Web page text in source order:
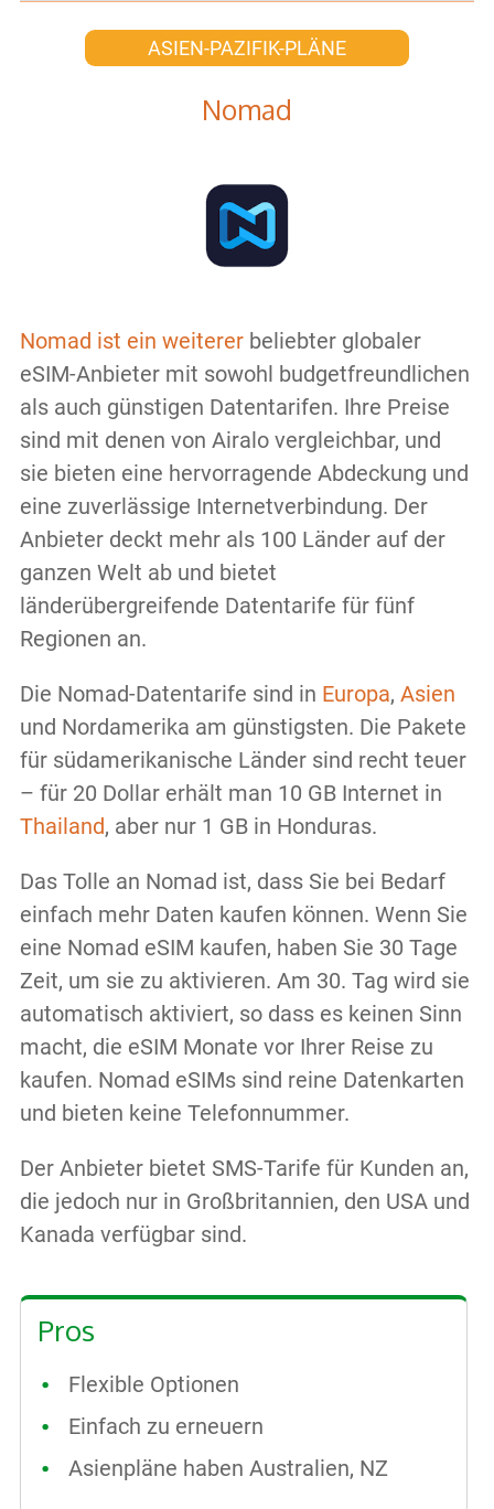
ASIEN-PAZIFIK-PLÄNE
Nomad
Nomad ist ein weitererbeliebter globaler
eSIM-Anbieter mit sowohl budgetfreundlichen
als auch günstigen Datentarifen. Ihre Preise
sind mit denen von Airalo vergleichbar, und
sie bieten eine hervorragende Abdeckung und
eine zuverlässige Internetverbindung. Der
Anbieter deckt mehr als 100 Länder auf der
ganzen Welt ab und bietet
länderübergreifende Datentarife für fünf
Regionen an.
Die Nomad-Datentarife sind in Europa, Asien
und Nordamerika am günstigsten. Die Pakete
für südamerikanische Länder sind recht teuer
– für 20 Dollar erhält man 10 GB Internet in
Thailand, aber nur 1 GB in Honduras.
Das Tolle an Nomad ist, dass Sie bei Bedarf
einfach mehr Daten kaufen können. Wenn Sie
eine Nomad eSIM kaufen, haben Sie 30 Tage
Zeit, um sie zu aktivieren. Am 30. Tag wird sie
automatisch aktiviert, so dass es keinen Sinn
macht, die eSIM Monate vor Ihrer Reise zu
kaufen. Nomad eSIMs sind reine Datenkarten
und bieten keine Telefonnummer.
Der Anbieter bietet SMS-Tarife für Kunden an,
die jedoch nur in Großbritannien, den USA und
Kanada verfügbar sind.
Pros
Flexible Optionen
Einfach zu erneuern
Asienpläne haben Australien, NZ